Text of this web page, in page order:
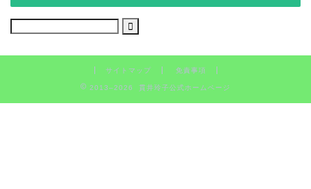
サイトマップ 免責事項
2013–2026 貫井玲子公式ホームページ